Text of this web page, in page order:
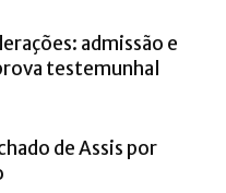
admissão e
testemunhal
de Assis por